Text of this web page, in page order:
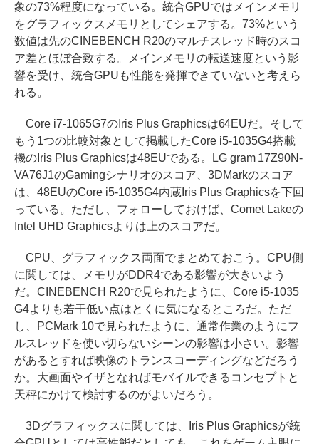
象の73%程度になっている。統合GPUではメインメモリ
をグラフィックスメモリとしてシェアする。73%という
数値は先のCINEBENCH R20のマルチスレッド時のスコ
ア差とほぼ合致する。メインメモリの転送速度という影
響を受け、統合GPUも性能を発揮できていないと考えら
れる。
Core i7-1065G7のIris Plus Graphicsは64EUだ。そして
もう1つの比較対象として掲載したCore i5-1035G4搭載
機のIris Plus Graphicsは48EUである。LG gram 17Z90N-
VA76J1のGamingシナリオのスコア、3DMarkのスコア
は、48EUのCore i5-1035G4内蔵Iris Plus Graphicsを下回
っている。ただし、フォローしておけば、Comet Lakeの
Intel UHD Graphicsよりは上のスコアだ。
CPU、グラフィックス両面でまとめておこう。CPU側
に関しては、メモリがDDR4である影響が大きいよう
だ。CINEBENCH R20で見られたように、Core i5-1035
G4よりも若干低い点はとくに気になるところだ。ただ
し、PCMark 10で見られたように、通常作業のようにフ
ルスレッドを使い切らないシーンの影響は小さい。影響
があるとすれば映像のトランスコーディングなどだろう
か。大画面やイザとなればモバイルできるコンセプトと
天秤にかけて検討するのがよいだろう。
3Dグラフィックスに関しては、Iris Plus Graphicsが統